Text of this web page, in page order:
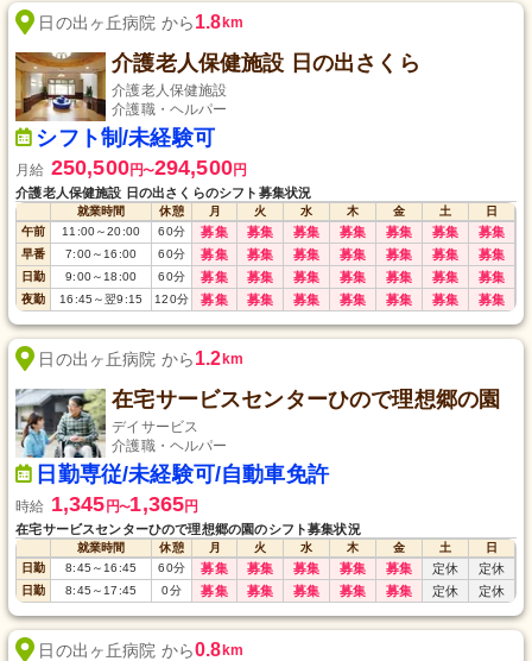
日の出ヶ丘病院 から1.8km
介護老人保健施設 日の出さくら
介護老人保健施設
介護職・ヘルパー
シフト制/未経験可
月給 250,500円〜294,500円
介護老人保健施設 日の出さくらのシフト募集状況
就業時間 休憩 月 火 水 木 金 土
日
午前
11:00～20:00 60分 募集 募集 募集 募集 募集 募集 募集
早番 7:00～16:00 60分 募集 募集 募集 募集 募集 募集 募集
日勤 9:00～18:00 60分 募集 募集 募集 募集 募集 募集 募集
夜勤 16:45 ～翌9:15 120分 募集 募集 募集 募集 募集 募集 募集
日の出ヶ丘病院 から1.2km
在宅サービスセンターひので理想郷の園
デイサービス
介護職・ヘルパー
日勤専従/未経験可/自動車免許
時給 1,345 円〜1,365円
在宅サービスセンターひので理想郷の園のシフト募集状況
就業時間 休憩 月 火 水 木 金 土
日
日勤
8:45 ～16:45 60分 募集 募集 募集 募集 募集 定休 定休
日勤 8:45 ～17:45 0分 募集 募集 募集 募集 募集 定休 定休
日の出ヶ丘病院 から0.8km